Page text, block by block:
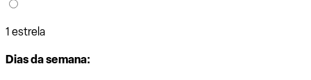
1 estrela
Dias da semana: